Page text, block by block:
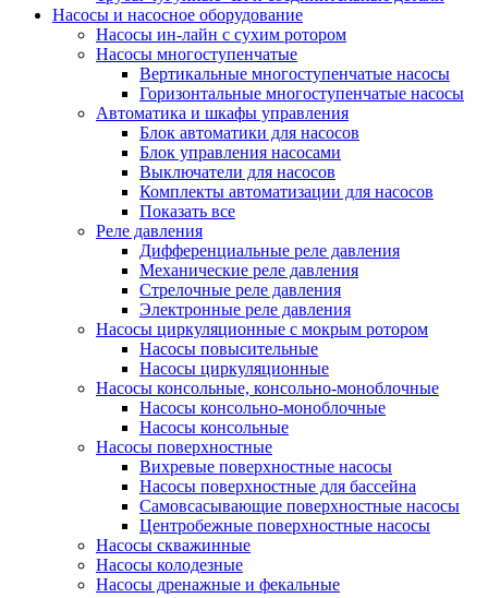
Насосы и насосное оборудование
Насосы ин-лайн с сухим ротором
Насосы многоступенчатые
Вертикальные многоступенчатые насосы
Горизонтальные многоступенчатые насосы
Автоматика и шкафы управления
Блок автоматики для насосов
Блок управления насосами
Выключатели для насосов
Комплекты автоматизации для насосов
Показать все
Реле давления
Дифференциальные реле давления
Механические реле давления
Стрелочные реле давления
Электронные реле давления
Насосы циркуляционные с мокрым ротором
Насосы повысительные
Насосы циркуляционные
Насосы консольные, консольно-моноблочные
Насосы консольно-моноблочные
Насосы консольные
Насосы поверхностные
Вихревые поверхностные насосы
Насосы поверхностные для бассейна
Самовсасывающие поверхностные насосы
Центробежные поверхностные насосы
Насосы скважинные
Насосы колодезные
Насосы дренажные и фекальные